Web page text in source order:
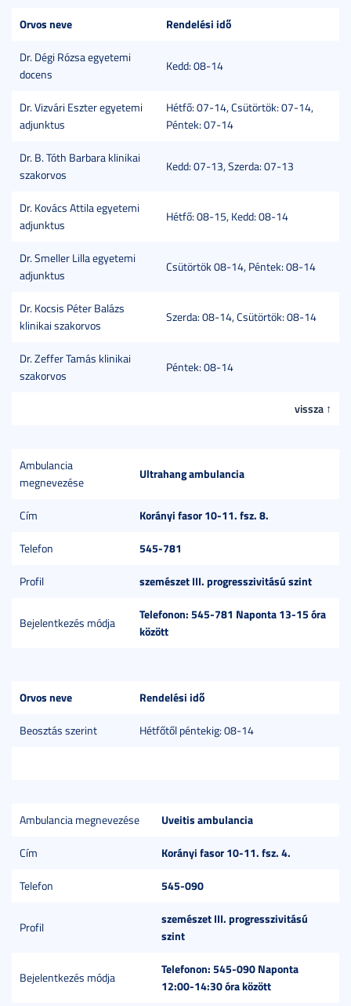
Orvos neve Rendelési idő
Dr. Dégi Rózsa egyetemi
docens
Kedd: 08-14
Dr. Vizvári Eszter egyetemi
adjunktus
Hétfő: 07-14, Csütörtök: 07-14,
Péntek: 07-14
Dr. B. Tóth Barbara klinikai
szakorvos
Kedd: 07-13, Szerda: 07-13
Dr. Kovács Attila egyetemi
adjunktus
Hétfő: 08-15, Kedd: 08-14
Dr. Smeller Lilla egyetemi
adjunktus
Csütörtök 08-14, Péntek: 08-14
Dr. Kocsis Péter Balázs
klinikai szakorvos
Szerda: 08-14, Csütörtök: 08-14
Dr. Zeffer Tamás klinikai
szakorvos
Péntek: 08-14
vissza ↑
Ambulancia
megnevezése
Ultrahang ambulancia
Cím Korányi fasor 10-11. fsz. 8.
Telefon 545-781
Profil szemészet III. progresszivitású szint
Bejelentkezés módja
Telefonon: 545-781 Naponta 13-15 óra
között
Orvos neve Rendelési idő
Beosztás szerint Hétfőtől péntekig: 08-14
Ambulancia megnevezése Uveitis ambulancia
Cím Korányi fasor 10-11. fsz. 4.
Telefon 545-090
Profil
szemészet III. progresszivitású
szint
Bejelentkezés módja
Telefonon: 545-090 Naponta
12:00-14:30 óra között